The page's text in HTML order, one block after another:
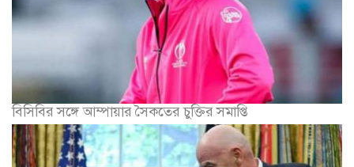
বিসিবির সঙ্গে আম্পায়ার সৈকতের চুক্তির সমাপ্তি